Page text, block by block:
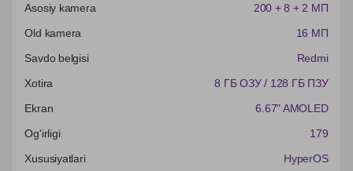
Asosiy kamera
200 + 8 + 2 МП
Old kamera
16 МП
Savdo belgisi
Redmi
Xotira
8 ГБ ОЗУ / 128 ГБ ПЗУ
Ekran
6.67" AMOLED
Og'irligi
179
Xususiyatlari
HyperOS